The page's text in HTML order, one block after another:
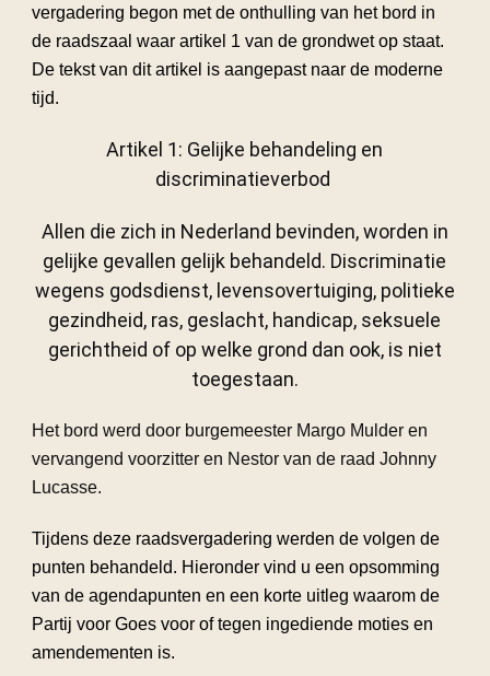
vergadering begon met de onthulling van het bord in
de raadszaal waar artikel 1 van de grondwet op staat.
De tekst van dit artikel is aangepast naar de moderne
tijd.
Artikel 1: Gelijke behandeling en
discriminatieverbod
Allen die zich in Nederland bevinden, worden in
gelijke gevallen gelijk behandeld. Discriminatie
wegens godsdienst, levensovertuiging, politieke
gezindheid, ras, geslacht, handicap, seksuele
gerichtheid of op welke grond dan ook, is niet
toegestaan.
Het bord werd door burgemeester Margo Mulder en
vervangend voorzitter en Nestor van de raad Johnny
Lucasse.
Tijdens deze raadsvergadering werden de volgen de
punten behandeld. Hieronder vind u een opsomming
van de agendapunten en een korte uitleg waarom de
Partij voor Goes voor of tegen ingediende moties en
amendementen is.